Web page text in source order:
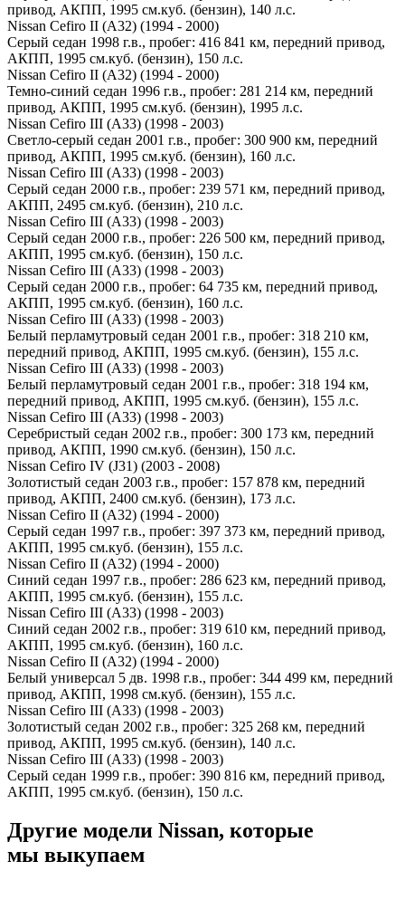
привод, АКПП, 1995 см.куб. (бензин), 140 л.с.
Nissan Cefiro II (A32) (1994 - 2000)
Серый седан 1998 г.в., пробег: 416 841 км, передний привод,
АКПП, 1995 см.куб. (бензин), 150 л.с.
Nissan Cefiro II (A32) (1994 - 2000)
Темно-синий седан 1996 г.в., пробег: 281 214 км, передний
привод, АКПП, 1995 см.куб. (бензин), 1995 л.с.
Nissan Cefiro III (A33) (1998 - 2003)
Светло-серый седан 2001 г.в., пробег: 300 900 км, передний
привод, АКПП, 1995 см.куб. (бензин), 160 л.с.
Nissan Cefiro III (A33) (1998 - 2003)
Серый седан 2000 г.в., пробег: 239 571 км, передний привод,
АКПП, 2495 см.куб. (бензин), 210 л.с.
Nissan Cefiro III (A33) (1998 - 2003)
Серый седан 2000 г.в., пробег: 226 500 км, передний привод,
АКПП, 1995 см.куб. (бензин), 150 л.с.
Nissan Cefiro III (A33) (1998 - 2003)
Серый седан 2000 г.в., пробег: 64 735 км, передний привод,
АКПП, 1995 см.куб. (бензин), 160 л.с.
Nissan Cefiro III (A33) (1998 - 2003)
Белый перламутровый седан 2001 г.в., пробег: 318 210 км,
передний привод, АКПП, 1995 см.куб. (бензин), 155 л.с.
Nissan Cefiro III (A33) (1998 - 2003)
Белый перламутровый седан 2001 г.в., пробег: 318 194 км,
передний привод, АКПП, 1995 см.куб. (бензин), 155 л.с.
Nissan Cefiro III (A33) (1998 - 2003)
Серебристый седан 2002 г.в., пробег: 300 173 км, передний
привод, АКПП, 1990 см.куб. (бензин), 150 л.с.
Nissan Cefiro IV (J31) (2003 - 2008)
Золотистый седан 2003 г.в., пробег: 157 878 км, передний
привод, АКПП, 2400 см.куб. (бензин), 173 л.с.
Nissan Cefiro II (A32) (1994 - 2000)
Серый седан 1997 г.в., пробег: 397 373 км, передний привод,
АКПП, 1995 см.куб. (бензин), 155 л.с.
Nissan Cefiro II (A32) (1994 - 2000)
Синий седан 1997 г.в., пробег: 286 623 км, передний привод,
АКПП, 1995 см.куб. (бензин), 155 л.с.
Nissan Cefiro III (A33) (1998 - 2003)
Синий седан 2002 г.в., пробег: 319 610 км, передний привод,
АКПП, 1995 см.куб. (бензин), 160 л.с.
Nissan Cefiro II (A32) (1994 - 2000)
Белый универсал 5 дв. 1998 г.в., пробег: 344 499 км, передний
привод, АКПП, 1998 см.куб. (бензин), 155 л.с.
Nissan Cefiro III (A33) (1998 - 2003)
Золотистый седан 2002 г.в., пробег: 325 268 км, передний
привод, АКПП, 1995 см.куб. (бензин), 140 л.с.
Nissan Cefiro III (A33) (1998 - 2003)
Серый седан 1999 г.в., пробег: 390 816 км, передний привод,
АКПП, 1995 см.куб. (бензин), 150 л.с.
Другие модели Nissan, которые
мы выкупаем